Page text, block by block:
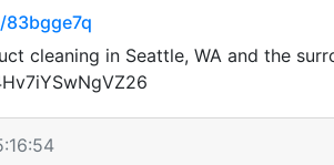
cleaning in Seattle, WA and the